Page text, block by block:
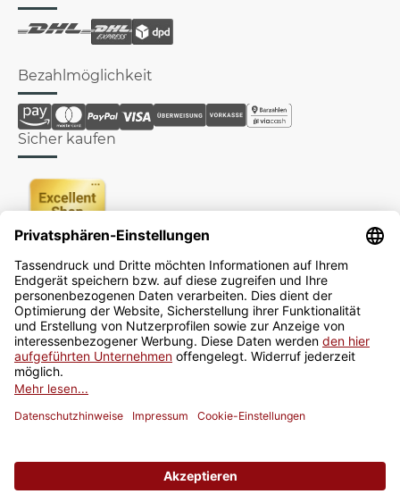
Bezahlmöglichkeit
Sicher kaufen
Newsletter